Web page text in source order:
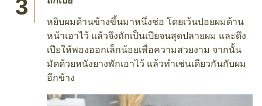
หยิบผมด้านข้างขึ้นมาหนึ่งช่อ โดยเว้นปอยผมด้าน
หน้าเอาไว้ แล้วจึงถักเป็นเปียจนสุดปลายผม และดึง
เปียให้พองออกเล็กน้อยเพื่อความสวยงาม จากนั้น
มัดด้วยหนังยางพักเอาไว้ แล้วทำเช่นเดียวกันกับผม
อีกข้าง